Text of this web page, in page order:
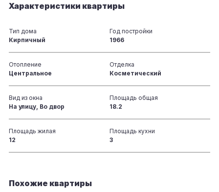
Характеристики квартиры
Тип дома
Кирпичный
Год постройки
1966
Отопление
Центральное
Отделка
Косметический
Вид из окна
На улицу, Во двор
Площадь общая
18.2
Площадь жилая
12
Площадь кухни
3
Похожие квартиры